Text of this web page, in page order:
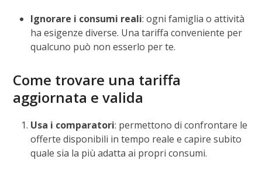
Ignorare i consumi reali: ogni famiglia o attività
ha esigenze diverse. Una tariffa conveniente per
qualcuno può non esserlo per te.
Come trovare una tariffa
aggiornata e valida
Usa i comparatori: permettono di confrontare le
offerte disponibili in tempo reale e capire subito
quale sia la più adatta ai propri consumi.